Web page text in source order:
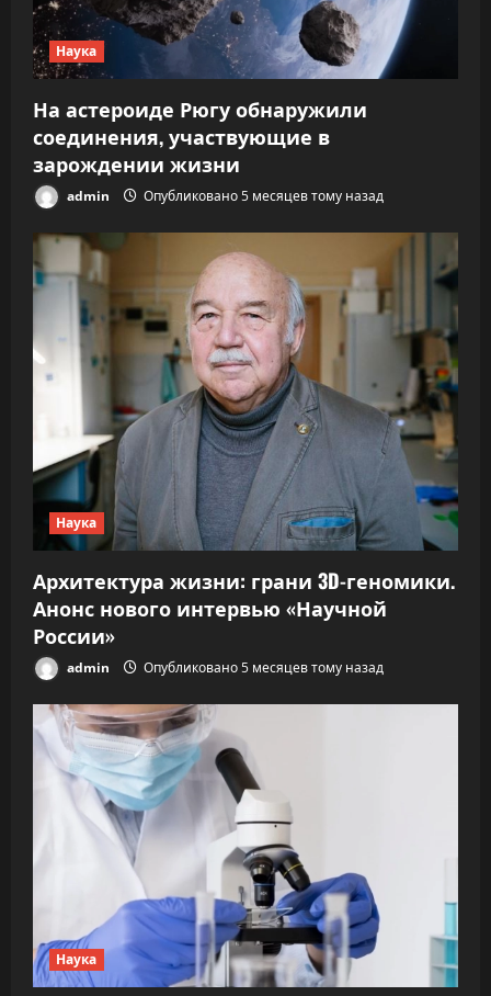
а
п
и
с
я
м
Наука
На астероиде Рюгу обнаружили
соединения, участвующие в
зарождении жизни
admin Опубликовано 5 месяцев тому назад
Наука
Архитектура жизни: грани 3D-геномики.
Анонс нового интервью «Научной
России»
admin Опубликовано 5 месяцев тому назад
Наука